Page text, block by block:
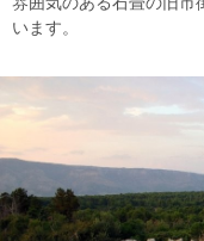
います。